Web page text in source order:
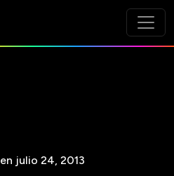
en julio 24, 2013